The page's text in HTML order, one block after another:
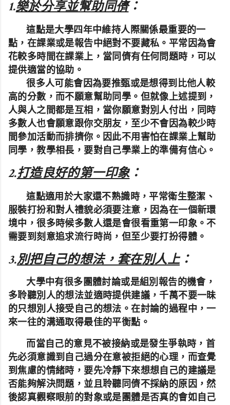
1.樂於分享並幫助同儕：
這點是大學四年中維持人際關係最重要的一
點，在課業或是報告中絕對不要藏私。平常因為會
花較多時間在課業上，當同儕有任何問題時，可以
提供適當的協助。
很多人可能會因為要推甄或是想得到比他人較
高的分數，而不願意幫助同學。但就像上述提到，
人與人之間都是互相，當你願意對別人付出，同時
多數人也會願意跟你交朋友，至少不會因為較少時
間參加活動而排擠你。因此不用害怕在課業上幫助
同學，教學相長，要對自己學業上的準備有信心。
2.打造良好的第一印象：
這點適用於大家還不熟識時，平常衛生整潔、
服裝打扮和對人禮貌必須要注意，因為在一個新環
境中，很多時候多數人還是會很看重第一印象。不
需要到刻意追求流行時尚，但至少要打扮得體。
3.別把自己的想法，套在別人上：
大學中有很多團體討論或是組別報告的機會，
多聆聽別人的想法並適時提供建議，千萬不要一昧
的只想別人接受自己的想法。在討論的過程中，一
來一往的溝通取得最佳的平衡點。
而當自己的意見不被接納或是發生爭執時，首
先必須意識到自己過分在意被拒絕的心理，而查覺
到焦慮的情緒時，要先冷靜下來想想自己的建議是
否能夠解決問題，並且聆聽同儕不採納的原因，然
後認真觀察眼前的對象或是團體是否真的會如自己